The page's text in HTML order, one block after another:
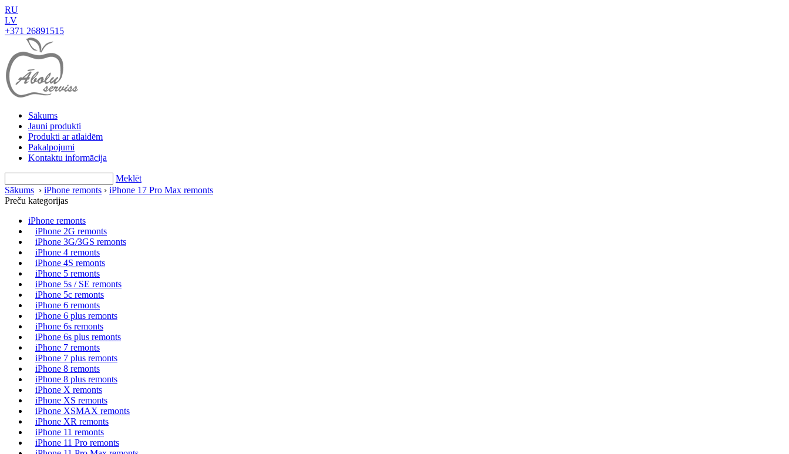
RU
LV
+371 26891515
Sākums
Jauni produkti
Produkti ar atlaidēm
Pakalpojumi
Kontaktu informācija
Meklēt
Sākums › iPhone remonts › iPhone 17 Pro Max remonts
Preču kategorijas
iPhone remonts
iPhone 2G remonts
iPhone 3G/3GS remonts
iPhone 4 remonts
iPhone 4S remonts
iPhone 5 remonts
iPhone 5s / SE remonts
iPhone 5c remonts
iPhone 6 remonts
iPhone 6 plus remonts
iPhone 6s remonts
iPhone 6s plus remonts
iPhone 7 remonts
iPhone 7 plus remonts
iPhone 8 remonts
iPhone 8 plus remonts
iPhone X remonts
iPhone XS remonts
iPhone XSMAX remonts
iPhone XR remonts
iPhone 11 remonts
iPhone 11 Pro remonts